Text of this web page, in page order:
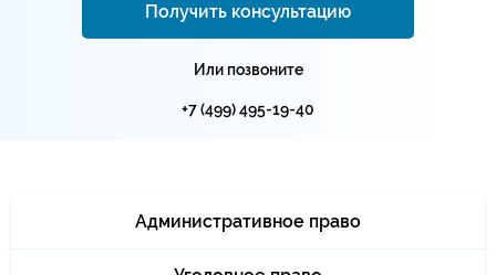
Получить консультацию
Или позвоните
+7 (499) 495-19-40
Административное право